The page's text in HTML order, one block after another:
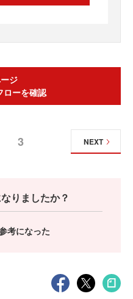
ジ
ローを確認
3 NEXT
りましたか？
考になった